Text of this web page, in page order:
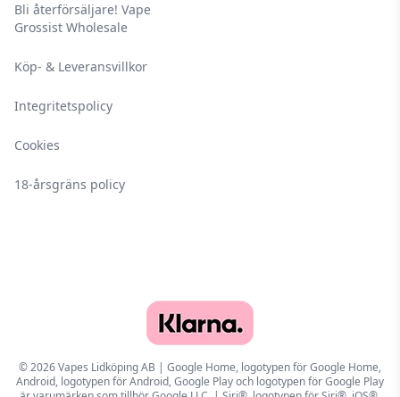
Bli återförsäljare! Vape
Grossist Wholesale
Köp- & Leveransvillkor
Integritetspolicy
Cookies
18-årsgräns policy
© 2026 Vapes Lidköping AB | Google Home, logotypen för Google Home,
Android, logotypen för Android, Google Play och logotypen för Google Play